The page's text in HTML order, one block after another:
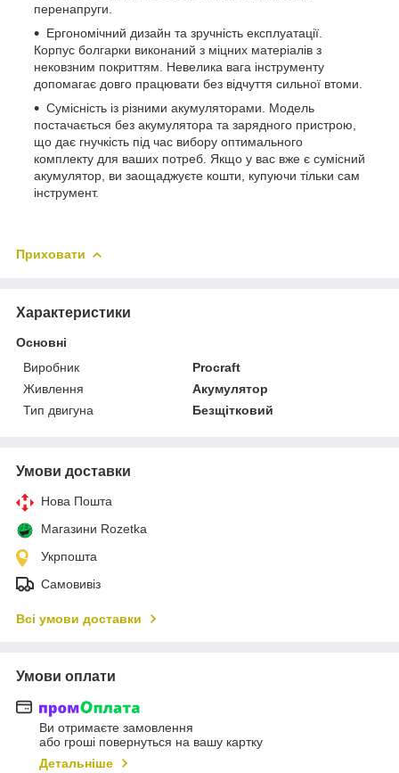
перенапруги.
Ергономічний дизайн та зручність експлуатації.
Корпус болгарки виконаний з міцних матеріалів з
нековзним покриттям. Невелика вага інструменту
допомагає довго працювати без відчуття сильної втоми.
Сумісність із різними акумуляторами. Модель
постачається без акумулятора та зарядного пристрою,
що дає гнучкість під час вибору оптимального
комплекту для ваших потреб. Якщо у вас вже є сумісний
акумулятор, ви заощаджуєте кошти, купуючи тільки сам
інструмент.
Приховати
Характеристики
Основні
Виробник
Procraft
Живлення
Акумулятор
Тип двигуна
Безщітковий
Умови доставки
Нова Пошта
Магазини Rozetka
Укрпошта
Самовивіз
Всі умови доставки
Умови оплати
Ви отримаєте замовлення
або гроші повернуться на вашу картку
Детальніше